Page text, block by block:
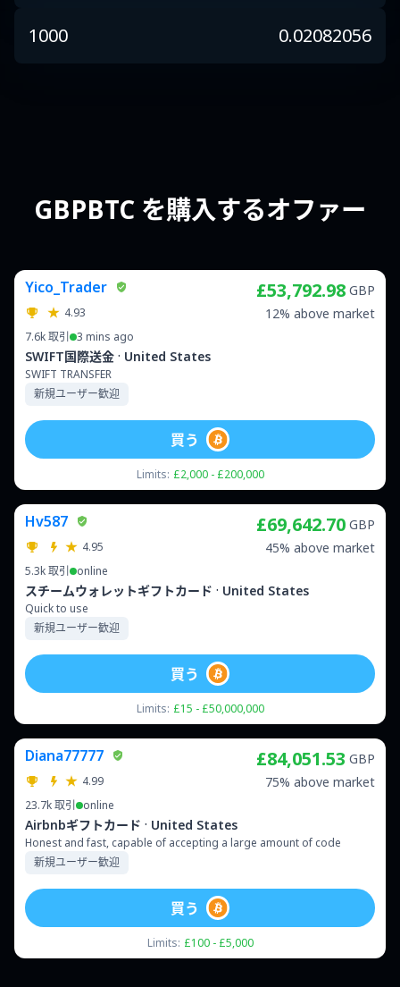
1000 0.02082056
GBPBTC を購入するオファー
Yico_Trader
4.93
7.6k取引 3 mins ago
SWIFT国際送金 · United States
SWIFT TRANSFER
新規ユーザー歓迎
£53,792.98 GBP
12% above market
Limits: £2,000 - £200,000
買う
Hv587
4.95
5.3k取引 online
スチームウォレットギフトカード · United States
Quick to use
新規ユーザー歓迎
£69,642.70 GBP
45% above market
Limits: £15 - £50,000,000
買う
Diana77777
4.99
23.7k取引 online
Airbnbギフトカード · United States
Honest and fast, capable of accepting a large amount of code
新規ユーザー歓迎
£84,051.53 GBP
75% above market
Limits: £100 - £5,000
買う